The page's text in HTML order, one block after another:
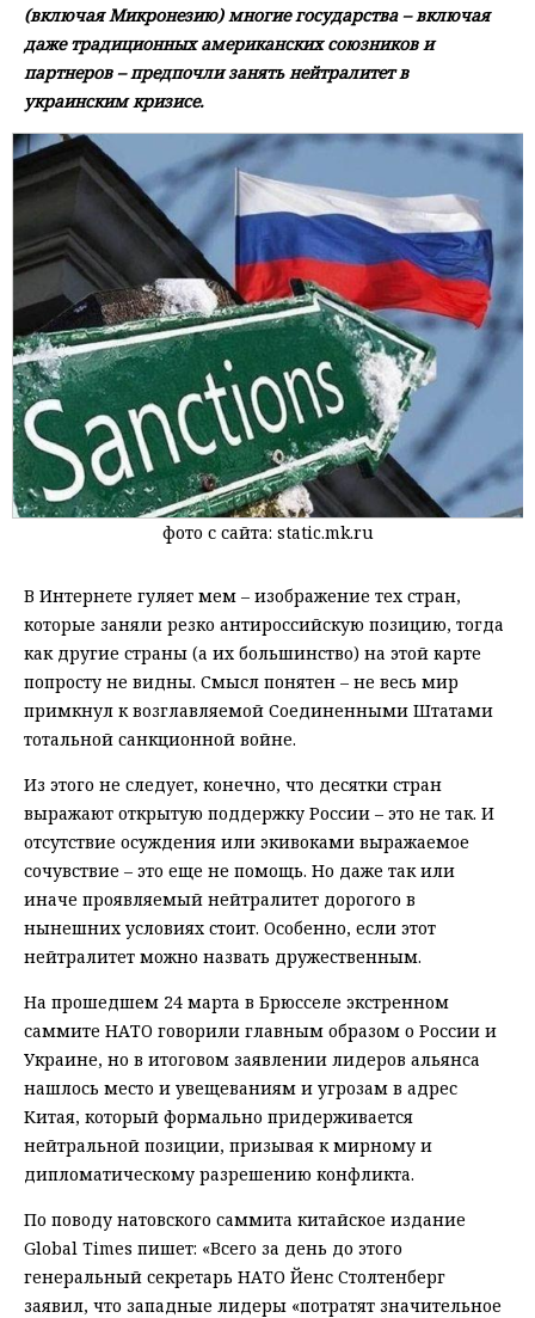
(включая Микронезию) многие государства – включая
даже традиционных американских союзников и
партнеров – предпочли занять нейтралитет в
украинским кризисе.
фото с сайта: static.mk.ru
В Интернете гуляет мем – изображение тех стран,
которые заняли резко антироссийскую позицию, тогда
как другие страны (а их большинство) на этой карте
попросту не видны. Смысл понятен – не весь мир
примкнул к возглавляемой Соединенными Штатами
тотальной санкционной войне.
Из этого не следует, конечно, что десятки стран
выражают открытую поддержку России – это не так. И
отсутствие осуждения или экивоками выражаемое
сочувствие – это еще не помощь. Но даже так или
иначе проявляемый нейтралитет дорогого в
нынешних условиях стоит. Особенно, если этот
нейтралитет можно назвать дружественным.
На прошедшем 24 марта в Брюсселе экстренном
саммите НАТО говорили главным образом о России и
Украине, но в итоговом заявлении лидеров альянса
нашлось место и увещеваниям и угрозам в адрес
Китая, который формально придерживается
нейтральной позиции, призывая к мирному и
дипломатическому разрешению конфликта.
По поводу натовского саммита китайское издание
Global Times пишет: «Всего за день до этого
генеральный секретарь НАТО Йенс Столтенберг
заявил, что западные лидеры «потратят значительное